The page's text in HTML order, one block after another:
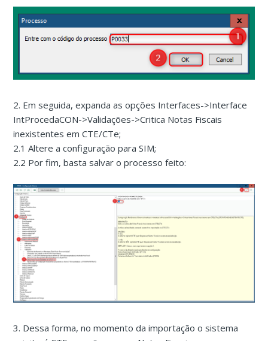
2. Em seguida, expanda as opções Interfaces->Interface
IntProcedaCON->Validações->Critica Notas Fiscais
inexistentes em CTE/CTe;
2.1 Altere a configuração para SIM;
2.2 Por fim, basta salvar o processo feito:
3. Dessa forma, no momento da importação o sistema